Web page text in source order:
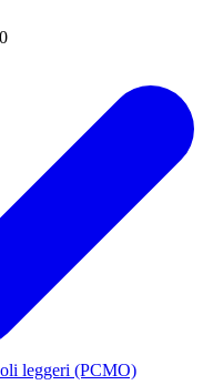
leggeri (PCMO)